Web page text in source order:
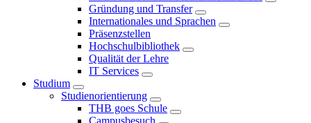
Gründung und Transfer
Internationales und Sprachen
Präsenzstellen
Hochschulbibliothek
Qualität der Lehre
IT Services
Studium
Studienorientierung
THB goes Schule
Campusbesuch